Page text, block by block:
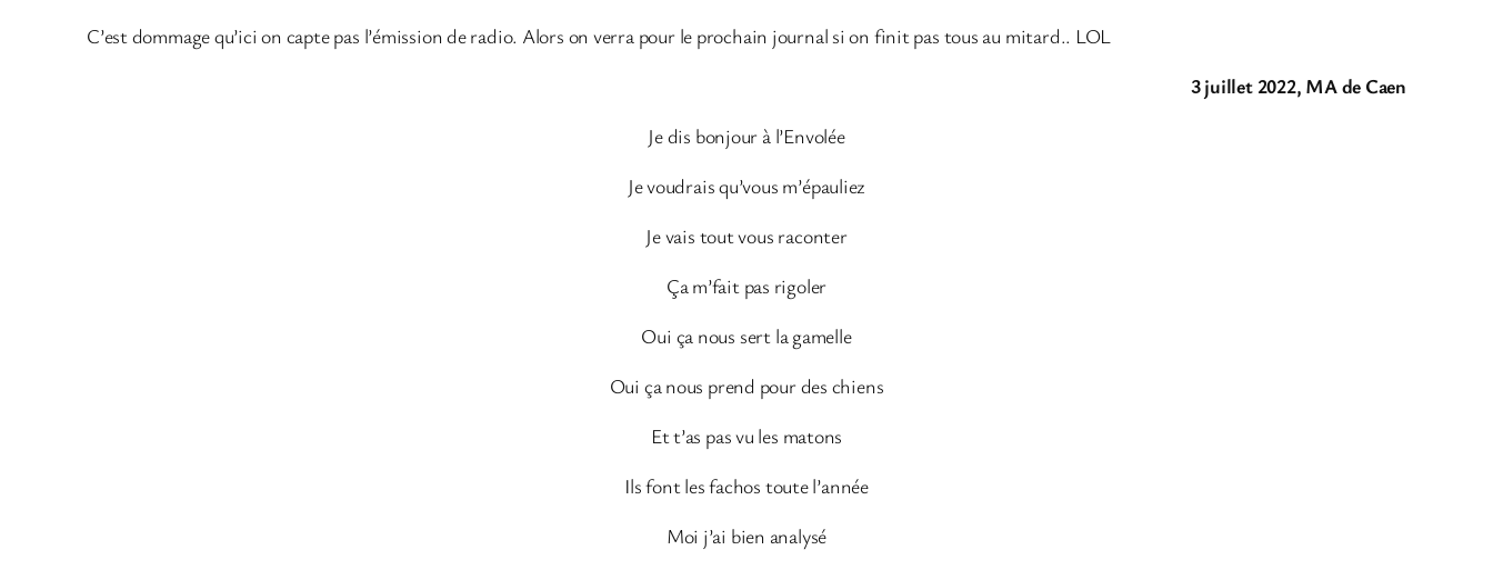
C’est dommage qu’ici on capte pas l’émission de radio. Alors on verra pour le prochain journal si on finit pas tous au mitard.. LOL
3 juillet 2022, MA de Caen
Je dis bonjour à l’Envolée
Je voudrais qu’vous m’épauliez
Je vais tout vous raconter
Ça m’fait pas rigoler
Oui ça nous sert la gamelle
Oui ça nous prend pour des chiens
Et t’as pas vu les matons
Ils font les fachos toute l’année
Moi j’ai bien analysé